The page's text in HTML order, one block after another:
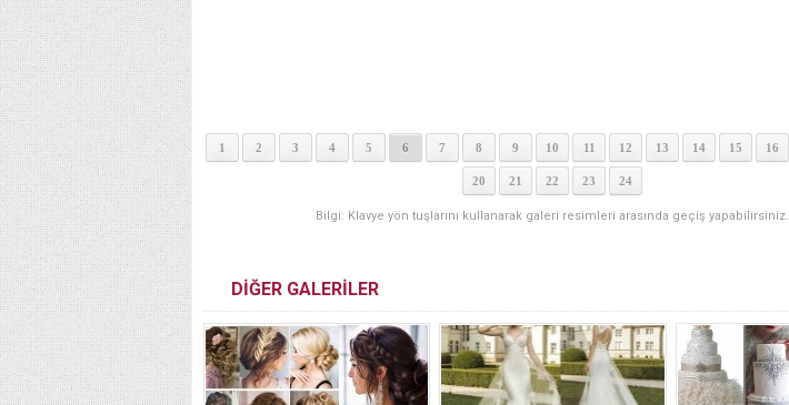
1 2 3 4 5 6 7 8 9 10 11 12 13 14 15 16
20 21 22 23 24
Bilgi: Klavye yön tuşlarını kullanarak galeri resimleri arasında geçiş yapabilirsiniz.
DİĞER GALERİLER